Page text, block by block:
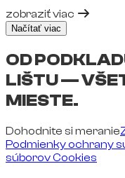
zobraziť viac
Načítať viac
OD
LIŠTU —
MIESTE.
Dohodnite si meranie
Podmienky ochrany
súborov Cookies